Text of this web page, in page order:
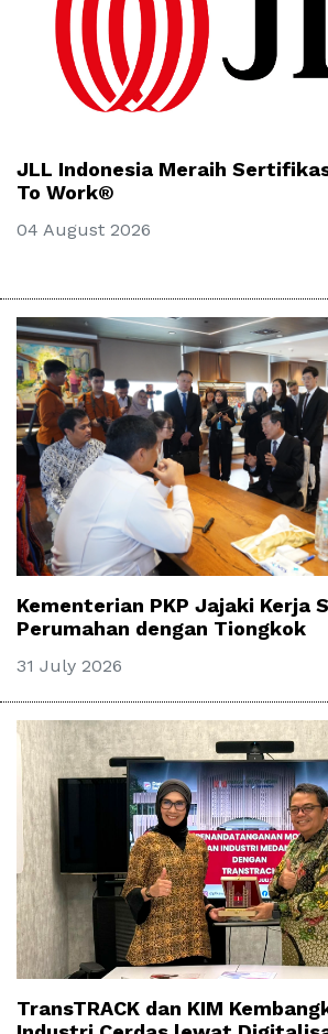
JLL Indonesia Meraih
To Work®
04 August 2026
Kementerian PKP Jajaki Kerja
Perumahan dengan Tiongkok
31 July 2026
TransTRACK dan KIM